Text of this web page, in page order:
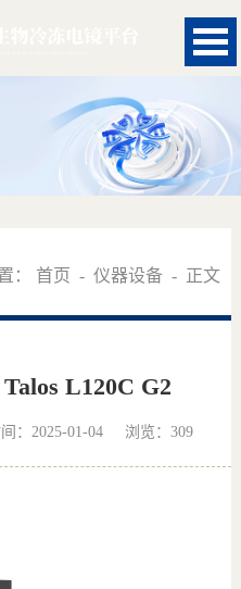
： 首页 -仪器设备 - 正文
L120C G2
：2025-01-04 浏览：309